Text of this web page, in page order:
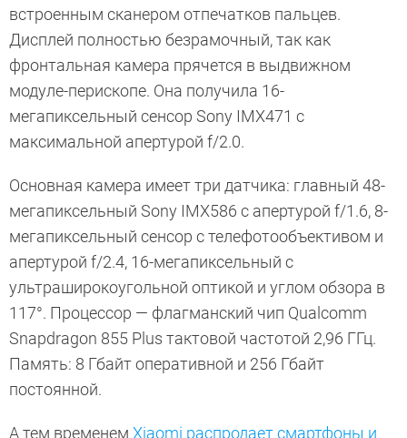
встроенным сканером отпечатков пальцев.
Дисплей полностью безрамочный, так как
фронтальная камера прячется в выдвижном
модуле-перископе. Она получила 16-
мегапиксельный сенсор Sony IMX471 с
максимальной апертурой f/2.0.
Основная камера имеет три датчика: главный 48-
мегапиксельный Sony IMX586 с апертурой f/1.6, 8-
мегапиксельный сенсор с телефотообъективом и
апертурой f/2.4, 16-мегапиксельный с
ультраширокоугольной оптикой и углом обзора в
117°. Процессор — флагманский чип Qualcomm
Snapdragon 855 Plus тактовой частотой 2,96 ГГц.
Память: 8 Гбайт оперативной и 256 Гбайт
постоянной.
А тем временем Xiaomi распродает смартфоны и